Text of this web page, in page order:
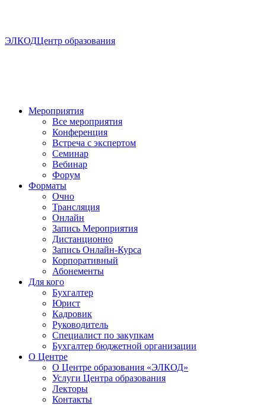
ЭЛКОДЦентр образования
Мероприятия
Все мероприятия
Конференция
Встреча с экспертом
Семинар
Вебинар
Форум
Форматы
Очно
Трансляция
Онлайн
Запись Мероприятия
Дистанционно
Запись Онлайн-Курса
Корпоративный
Абонементы
Для кого
Бухгалтер
Юрист
Кадровик
Руководитель
Специалист по закупкам
Бухгалтер бюджетной организации
О Центре
О Центре образования «ЭЛКОД»
Услуги Центра образования
Лекторы
Контакты